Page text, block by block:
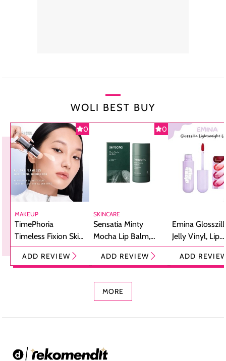
WOLI BEST BUY
0
MAKEUP
TimePhoria
Timeless Fixion Skin
Tint Stick,
Foundation dan
ADD REVIEW
0
SKINCARE
Sensatia Minty
Mocha Lip Balm,
Pelembap Bibir
dengan Aroma
ADD REVIEW
Emina
Jelly Vinyl, Lip
Cream Glossy
Ringan
ADD
MORE